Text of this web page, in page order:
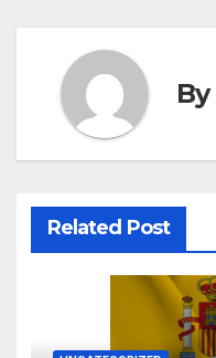
By
Related Post